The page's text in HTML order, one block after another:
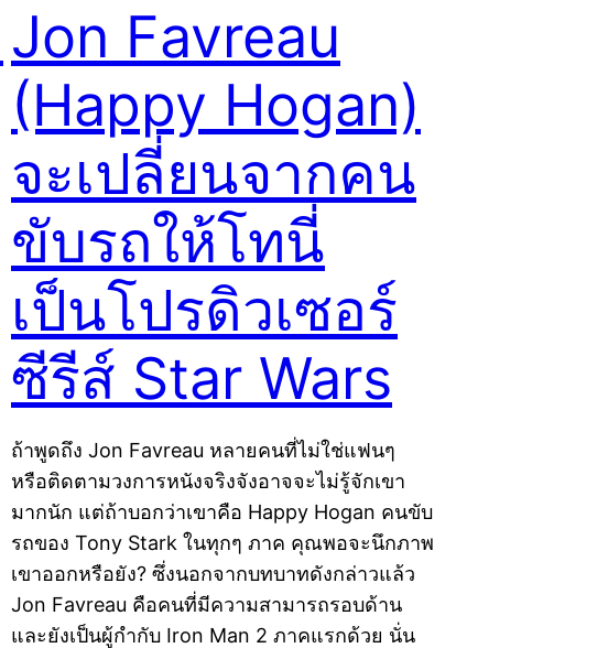
Jon Favreau
(Happy Hogan)
จะเปลี่ยนจากคน
ขับรถให้โทนี่
เป็นโปรดิวเซอร์
ซีรีส์ Star Wars
ถ้าพูดถึง Jon Favreau หลายคนที่ไม่ใช่แฟนๆ
หรือติดตามวงการหนังจริงจังอาจจะไม่รู้จักเขา
มากนัก แต่ถ้าบอกว่าเขาคือ Happy Hogan คนขับ
รถของ Tony Stark ในทุกๆ ภาค คุณพอจะนึกภาพ
เขาออกหรือยัง? ซึ่งนอกจากบทบาทดังกล่าวแล้ว
Jon Favreau คือคนที่มีความสามารถรอบด้าน
และยังเป็นผู้กำกับ Iron Man 2 ภาคแรกด้วย นั่น